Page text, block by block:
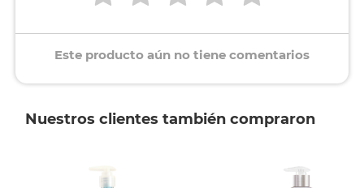
Este producto aún no tiene comentarios
Nuestros clientes también compraron